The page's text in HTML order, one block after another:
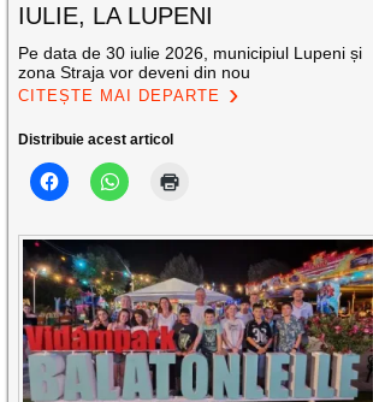
IULIE, LA LUPENI
Pe data de 30 iulie 2026, municipiul Lupeni și
zona Straja vor deveni din nou
CITEȘTE MAI DEPARTE
Distribuie acest articol